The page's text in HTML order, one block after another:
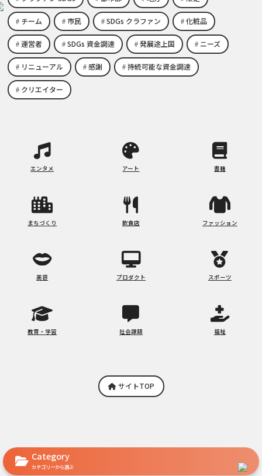
チーム 市民 SDGs クラファン 化粧品
運営者 SDGs 資金調達 発展途上国 ニーズ
リニューアル 感謝 持続可能な資金調達
クリエイター
エンタメ アート 書籍
まちづくり 飲食店 ファッション
美容 プロダクト スポーツ
教育・学習 社会課題 福祉
サイトTOP
Category
カテゴリーから選ぶ